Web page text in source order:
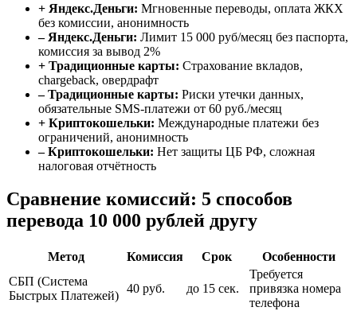
+ Яндекс.Деньги: Мгновенные переводы, оплата ЖКХ
без комиссии, анонимность
– Яндекс.Деньги: Лимит 15 000 руб/месяц без паспорта,
комиссия за вывод 2%
+ Традиционные карты: Страхование вкладов,
chargeback, овердрафт
– Традиционные карты: Риски утечки данных,
обязательные SMS-платежи от 60 руб./месяц
+ Криптокошельки: Международные платежи без
ограничений, анонимность
– Криптокошельки: Нет защиты ЦБ РФ, сложная
налоговая отчётность
Сравнение комиссий: 5 способов
перевода 10 000 рублей другу
Метод Комиссия Срок
Особенности
СБП (Система
Быстрых Платежей)
40 руб. до 15 сек.
Требуется
привязка номера
телефона